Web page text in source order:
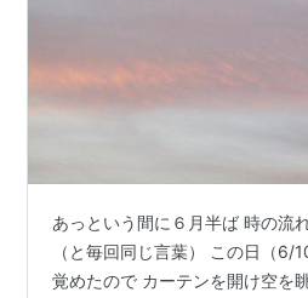
あっという間に６月半ば 時の流
（と毎回同じ言葉） この日（6/
覚めたので カーテンを開け空を